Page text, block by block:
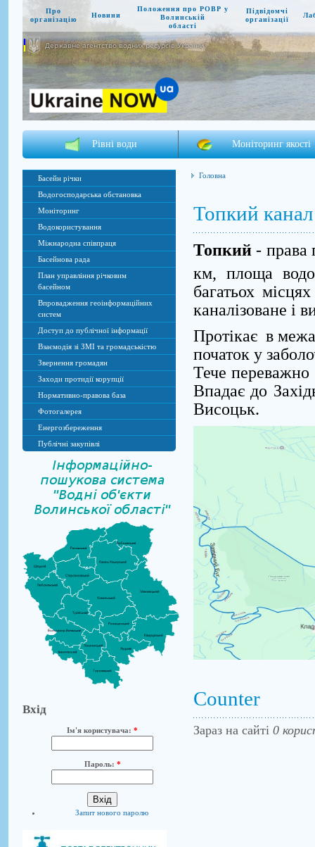
Про
організацію
Новини
Положення про РОВР у
Волинській
області
Підвідомчі
організації
Державне агентство водних ресурсів України
Рівні води Моніторинг якості
Басейн річки
Водогосподарська обстановка
Моніторинг
Водокористування
Міжнародна співпраця
Басейнова рада
План управління річковим
басейном
Впровадження геоінформаційних
систем
Доступ до публічної інформації
Взаємодія зі ЗМІ та громадськістю
Звернення громадян
Заходи протидії корупції
Нормативно-правова база
Фотогалерея
Енергозбереження
Публічні закупівлі
Вхід
Ім'я користувача: *
Пароль: *
Запит нового паролю
Головна
Топкий канал
Топкий- права
км, площа
багатьох
каналізоване і
Протікає в
початок у
Тече переважно
Впадає до
Висоцьк.
Counter
Зараз на сайті 0